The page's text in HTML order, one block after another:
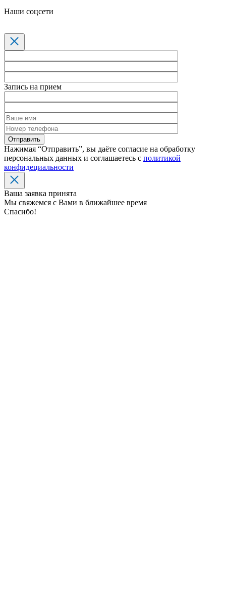
Наши соцсети
Запись на прием
Нажимая “Отправить”, вы даёте согласие на обработку
персональных данных и соглашаетесь с политикой
конфидециальности
Ваша заявка принята
Мы свяжемся с Вами в ближайшее время
Спасибо!